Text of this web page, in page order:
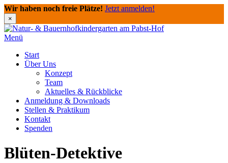
Wir haben noch freie Plätze! Jetzt anmelden!
×
Direkt
zum
Menü
Start
Über Uns
Konzept
Team
Aktuelles & Rückblicke
Anmeldung & Downloads
Stellen & Praktikum
Kontakt
Spenden
Blüten-Detektive